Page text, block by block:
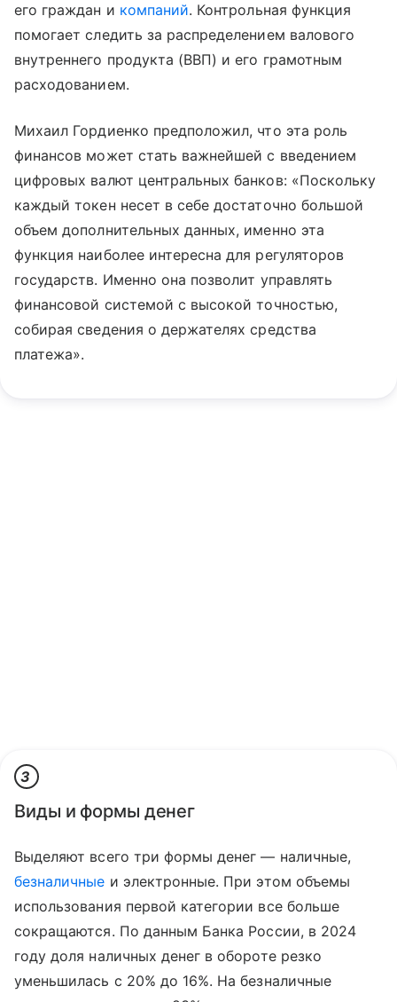
его граждан и компаний. Контрольная функция
помогает следить за распределением валового
внутреннего продукта (ВВП) и его грамотным
расходованием.
Михаил Гордиенко предположил, что эта роль
финансов может стать важнейшей с введением
цифровых валют центральных банков: «‎‎Поскольку
каждый токен несет в себе достаточно большой
объем дополнительных данных, именно эта
функция наиболее интересна для регуляторов
государств. Именно она позволит управлять
финансовой системой с высокой точностью,
собирая сведения о держателях средства
платежа».
3
Виды и формы денег
Выделяют всего три формы денег — наличные,
безналичные и электронные. При этом объемы
использования первой категории все больше
сокращаются. По данным Банка России, в 2024
году доля наличных денег в обороте резко
уменьшилась с 20% до 16%. На безналичные